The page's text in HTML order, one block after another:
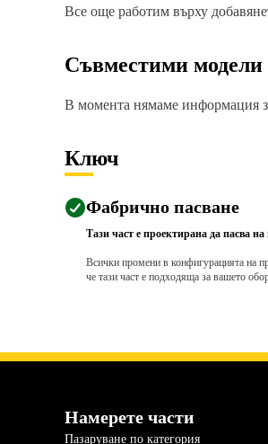
Все още работим върху
Съвместими модели
В момента нямаме информация
Ключ
Фабрично пасване
Тази част е проектирана да пасва
Всички промени в конфигурацията на
че тази част е подходяща за вашето
Намерете части
Пазаруване по категория